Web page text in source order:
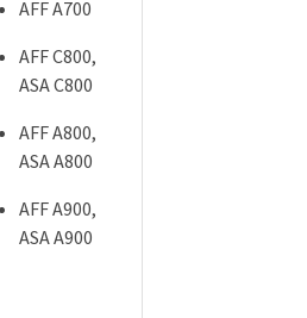
AFF A700
AFF C800,
ASA C800
AFF A800,
ASA A800
AFF A900,
ASA A900